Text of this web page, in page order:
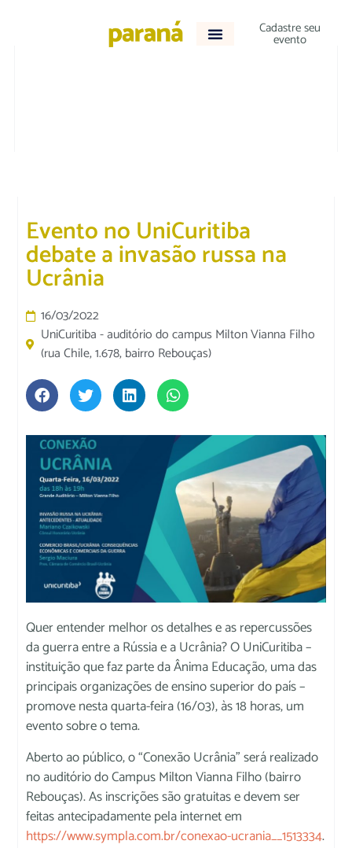
Cadastre seu
evento
Evento no UniCuritiba
debate a invasão russa na
Ucrânia
16/03/2022
UniCuritiba - auditório do campus Milton Vianna Filho
(rua Chile, 1.678, bairro Rebouças)
Quer entender melhor os detalhes e as repercussões
da guerra entre a Rússia e a Ucrânia? O UniCuritiba –
instituição que faz parte da Ânima Educação, uma das
principais organizações de ensino superior do país –
promove nesta quarta-feira (16/03), às 18 horas, um
evento sobre o tema.
Aberto ao público, o “Conexão Ucrânia” será realizado
no auditório do Campus Milton Vianna Filho (bairro
Rebouças). As inscrições são gratuitas e devem ser
feitas antecipadamente pela internet em
https://www.sympla.com.br/conexao-ucrania__1513334.